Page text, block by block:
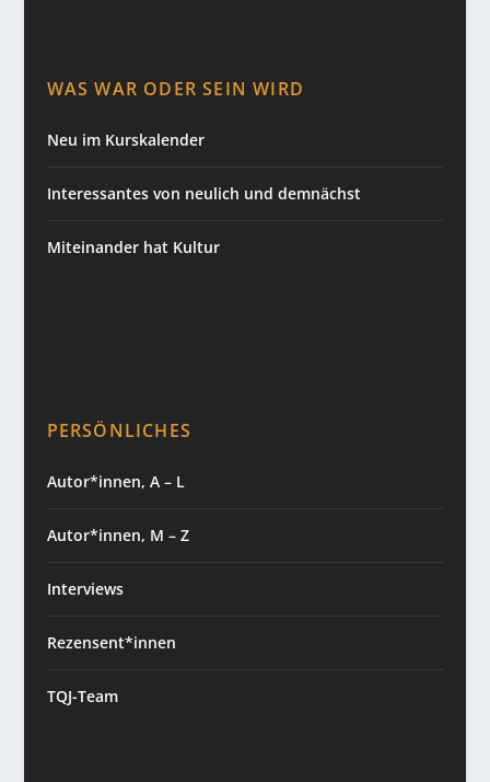
WAS WAR ODER SEIN WIRD
Neu im Kurskalender
Interessantes von neulich und demnächst
Miteinander hat Kultur
PERSÖNLICHES
Autor*innen, A – L
Autor*innen, M – Z
Interviews
Rezensent*innen
TQJ-Team